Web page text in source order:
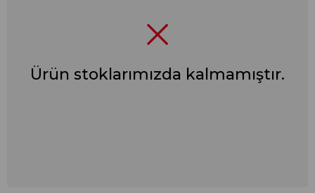
Ürün stoklarımızda kalmamıştır.